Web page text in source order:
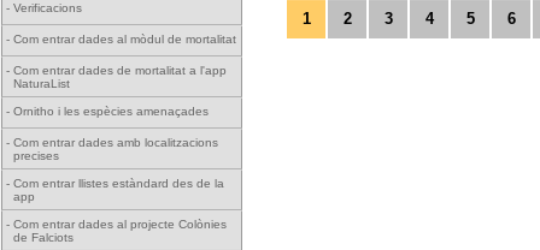
- Verificacions
- Com entrar dades al mòdul de mortalitat
- Com entrar dades de mortalitat a l'app
NaturaList
- Ornitho i les espècies amenaçades
- Com entrar dades amb localitzacions
precises
- Com entrar llistes estàndard des de la
app
- Com entrar dades al projecte Colònies
de Falciots
1 2 3 4 5 6